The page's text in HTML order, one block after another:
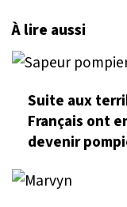
À lire aussi
Suite aux
Français ont
devenir